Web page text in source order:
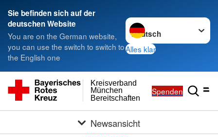
Sie befinden sich auf der
deutschen Website
You are on the German website,
you can use the switch to switch to
the English one
Sprache wechseln zu
Alles klar
Bereitschaften
München
Kreisverband
Spenden
Newsansicht